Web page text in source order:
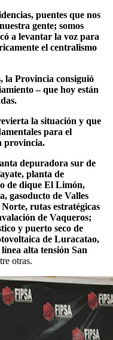
puentes que nos
gente; somos
a levantar la voz para
el centralismo
la Provincia consiguió
– que hoy están
la situación y que
para el
provincia.
depuradora sur de
planta de
de dique El Limón,
gasoducto de Valles
rutas estratégicas
de Vaqueros;
y puerto seco de
de Luracatao,
alta tensión San
otras.